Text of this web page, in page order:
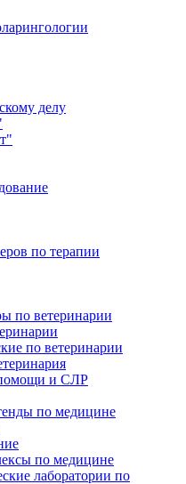
делу
по терапии
по ветеринарии
по ветеринарии
помощи и СЛР
по медицине
по медицине
лаборатории по